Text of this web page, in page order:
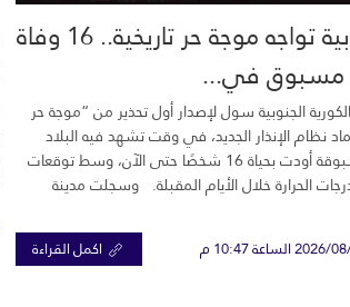
كوريا الجنوبية تواجه موجة حر تاريخية.. 16 وفاة
مسبوق في...
الجنوبية سول لإصدار أول تحذير من “موجة حر
نظام الإنذار الجديد، في وقت تشهد فيه البلاد
موجة حر غير مسبوقة أودت بحياة 16 شخصًا حتى الآن، وسط توقعات
الحرارة خلال الأيام المقبلة. وسجلت مدينة
اكمل القراءة